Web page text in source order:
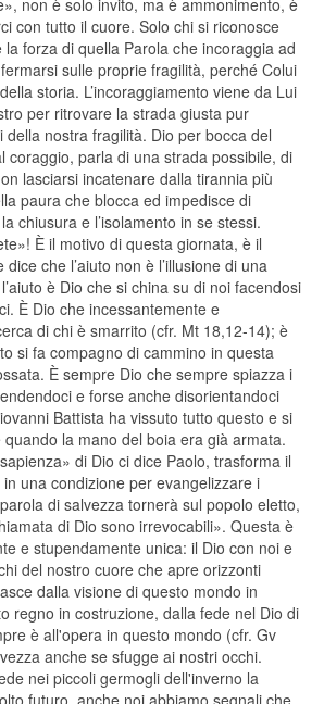
con tutto il cuore. Solo chi si riconosce
forza di quella Parola che incoraggia ad
sulle proprie fragilità, perché Colui
storia. L’incoraggiamento viene da Lui
per ritrovare la strada giusta pur
della nostra fragilità. Dio per bocca del
coraggio, parla di una strada possibile, di
lasciarsi incatenare dalla tirannia più
paura che blocca ed impedisce di
chiusura e l’isolamento in se stessi.
È il motivo di questa giornata, è il
che l’aiuto non è l’illusione di una
è Dio che si china su di noi facendosi
È Dio che incessantemente e
di chi è smarrito (cfr. Mt 18,12-14); è
si fa compagno di cammino in questa
È sempre Dio che sempre spiazza i
e forse anche disorientandoci
Battista ha vissuto tutto questo e si
la mano del boia era già armata.
di Dio ci dice Paolo, trasforma il
una condizione per evangelizzare i
di salvezza tornerà sul popolo eletto,
di Dio sono irrevocabili». Questa è
e stupendamente unica: il Dio con noi e
del nostro cuore che apre orizzonti
dalla visione di questo mondo in
regno in costruzione, dalla fede nel Dio di
è all'opera in questo mondo (cfr. Gv
anche se sfugge ai nostri occhi.
nei piccoli germogli dell'inverno la
futuro, anche noi abbiamo segnali che